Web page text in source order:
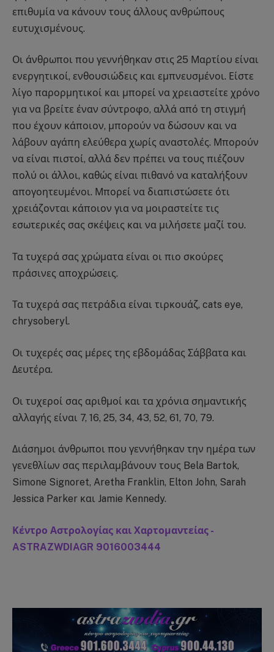
επιθυμία να κάνουν τους άλλους ανθρώπους
ευτυχισμένους.
Οι άνθρωποι που γεννήθηκαν στις 25 Μαρτίου είναι
ενεργητικοί, ενθουσιώδεις και εμπνευσμένοι. Είστε
λίγο παρορμητικοί και μπορεί να χρειαστείτε χρόνο
για να βρείτε έναν σύντροφο, αλλά από τη στιγμή
που έχουν κάποιον, μπορούν να δώσουν και να
λάβουν αγάπη ελεύθερα χωρίς αναστολές. Μπορούν
να είναι πιστοί, αλλά δεν πρέπει να τους πιέζουν
πολύ οι άλλοι, καθώς είναι πιθανό να καταλήξουν
απογοητευμένοι. Μπορεί να διαπιστώσετε ότι
χρειάζονται κάποιον για να μοιραστείτε τις
εσωτερικές σας σκέψεις και να μιλήσετε μαζί του.
Τα τυχερά σας χρώματα είναι οι πιο σκούρες
πράσινες αποχρώσεις.
Τα τυχερά σας πετράδια είναι τιρκουάζ, cats eye,
chrysoberyl.
Οι τυχερές σας μέρες της εβδομάδας Σάββατα και
Δευτέρα.
Οι τυχεροί σας αριθμοί και τα χρόνια σημαντικής
αλλαγής είναι 7, 16, 25, 34, 43, 52, 61, 70, 79.
Διάσημοι άνθρωποι που γεννήθηκαν την ημέρα των
γενεθλίων σας περιλαμβάνουν τους Bela Bartok,
Simone Signoret, Aretha Franklin, Elton John, Sarah
Jessica Parker και Jamie Kennedy.
Κέντρο Αστρολογίας και Χαρτομαντείας -
ASTRAZWDIAGR 9016003444